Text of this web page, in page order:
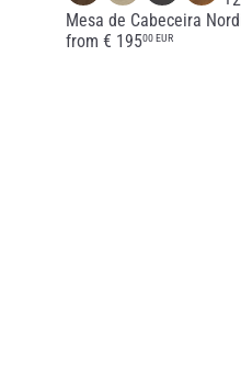
Mesa de Cabeceira
from € 19500 EUR